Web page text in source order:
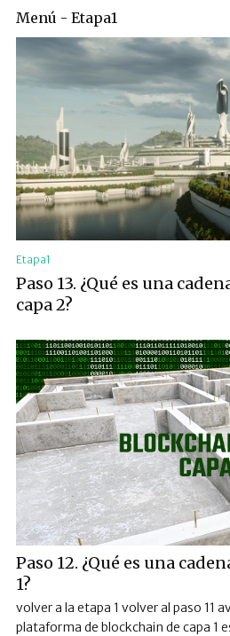
Menú - Etapa1
Etapa1
Paso 13. ¿Qué es una
capa 2?
Paso 12. ¿Qué es una
1?
volver a la etapa 1 volver al paso 11
plataforma de blockchain de capa 1